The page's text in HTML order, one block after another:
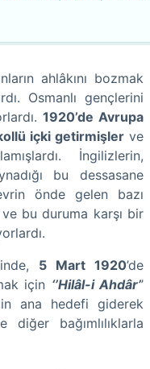
ahlâkını bozmak
Osmanlı gençlerini
1920’de Avrupa
içki getirmişler ve
İngilizlerin,
bu dessasane
önde gelen bazı
bu duruma karşı bir
5 Mart 1920’de
için ‘’Hilâl-i Ahdâr’’
ana hedefi giderek
bağımlılıklarla